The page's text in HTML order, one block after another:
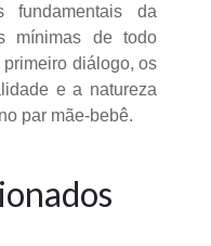
fundamentais da
mínimas de todo
diálogo, os
e a natureza
par mãe-bebê.